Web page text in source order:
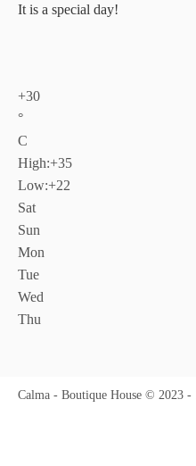
It is a special day!
+30
°
C
High:+35
Low:+22
Sat
Sun
Mon
Tue
Wed
Thu
Calma - Boutique House © 2023 -